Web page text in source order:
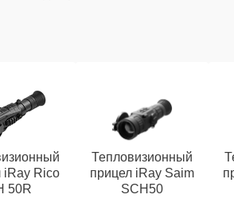
iRay Rico
50R
Тепловизионный
прицел iRay Saim
SCH50